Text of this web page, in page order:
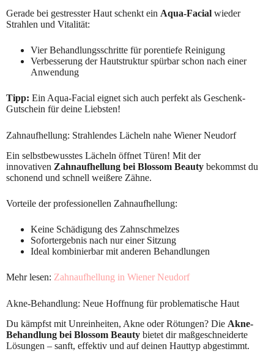
Gerade bei gestresster Haut schenkt ein Aqua-Facial wieder
Strahlen und Vitalität:
Vier Behandlungsschritte für porentiefe Reinigung
Verbesserung der Hautstruktur spürbar schon nach einer
Anwendung
Tipp: Ein Aqua-Facial eignet sich auch perfekt als Geschenk-
Gutschein für deine Liebsten!
Zahnaufhellung: Strahlendes Lächeln nahe Wiener Neudorf
Ein selbstbewusstes Lächeln öffnet Türen! Mit der
innovativen Zahnaufhellung bei Blossom Beauty bekommst du
schonend und schnell weißere Zähne.
Vorteile der professionellen Zahnaufhellung:
Keine Schädigung des Zahnschmelzes
Sofortergebnis nach nur einer Sitzung
Ideal kombinierbar mit anderen Behandlungen
Mehr lesen: Zahnaufhellung in Wiener Neudorf
Akne-Behandlung: Neue Hoffnung für problematische Haut
Du kämpfst mit Unreinheiten, Akne oder Rötungen? Die Akne-
Behandlung bei Blossom Beauty bietet dir maßgeschneiderte
Lösungen – sanft, effektiv und auf deinen Hauttyp abgestimmt.